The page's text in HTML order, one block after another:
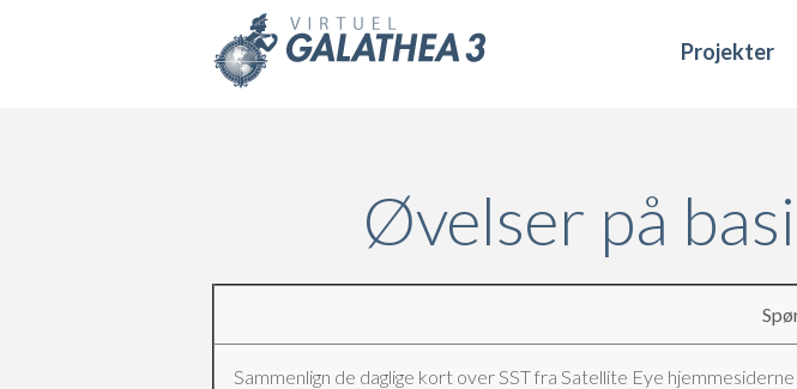
Projekter
Øvelser på
Sammenlign de daglige kort over SST fra Satellite Eye